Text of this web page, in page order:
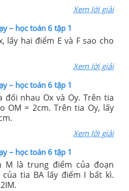
Xem lời giải
– học toán 6 tập 1
lấy hai điểm E và F sao cho
Xem lời giải
– học toán 6 tập 1
đối nhau Ox và Oy. Trên tia
OM = 2cm. Trên tia Oy, lấy
Xem lời giải
– học toán 6 tập 1
M là trung điểm của đoạn
tia BA lấy điểm I bất kì.
= 2IM.